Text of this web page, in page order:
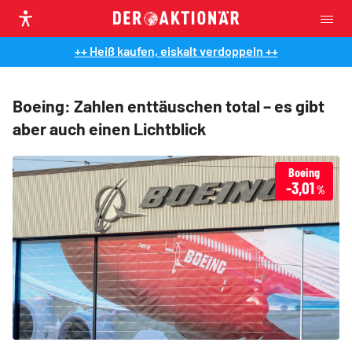
++ Heiß kaufen, eiskalt verdoppeln ++
Boeing: Zahlen enttäuschen total – es gibt
aber auch einen Lichtblick
Boeing
-3,01%